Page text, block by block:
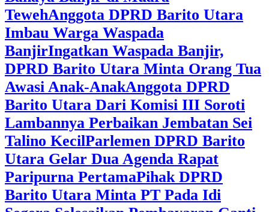
TewehAnggota DPRD Barito Utara
Imbau Warga Waspada
BanjirIngatkan Waspada Banjir,
DPRD Barito Utara Minta Orang Tua
Awasi Anak-AnakAnggota DPRD
Barito Utara Dari Komisi III Soroti
Lambannya Perbaikan Jembatan Sei
Talino KecilParlemen DPRD Barito
Utara Gelar Dua Agenda Rapat
Paripurna PertamaPihak DPRD
Barito Utara Minta PT Pada Idi